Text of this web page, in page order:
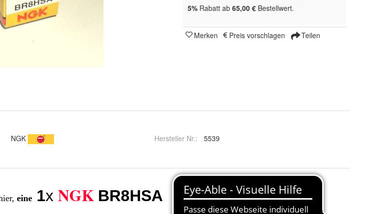
5% Rabatt ab 65,00 € Bestellwert.
Merken Preis vorschlagen Teilen
NGK Hersteller Nr.: 5539